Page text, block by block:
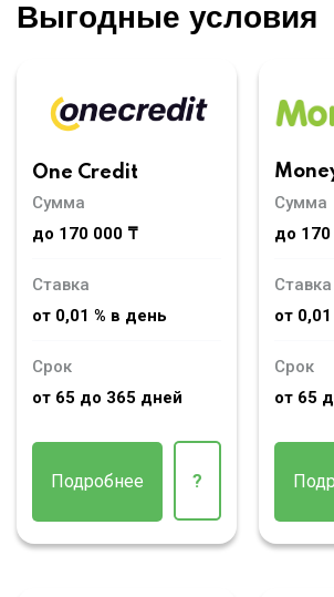
Выгодные условия
One Credit
Сумма
до 170 000 ₸
Ставка
от 0,01 % в день
Срок
от 65 до 365 дней
Подробнее ?
Сумма
до
Ставка
от
Срок
от 65